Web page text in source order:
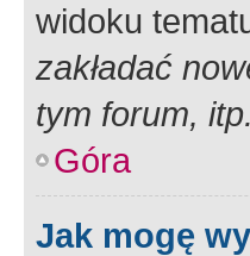
widoku
zakładać
tym forum, itp.
Góra
Jak mogę